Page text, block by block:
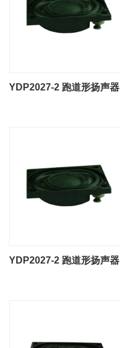
YDP2027-2 跑道形扬声器
YDP2027-2 跑道形扬声器